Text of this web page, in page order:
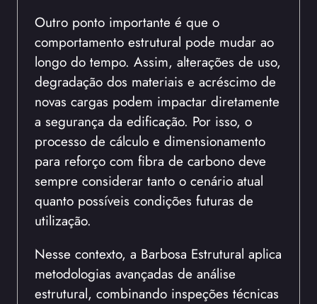
Outro ponto importante é que o
comportamento estrutural pode mudar ao
longo do tempo. Assim, alterações de uso,
degradação dos materiais e acréscimo de
novas cargas podem impactar diretamente
a segurança da edificação. Por isso, o
processo de cálculo e dimensionamento
para reforço com fibra de carbono deve
sempre considerar tanto o cenário atual
quanto possíveis condições futuras de
utilização.
Nesse contexto, a Barbosa Estrutural aplica
metodologias avançadas de análise
estrutural, combinando inspeções técnicas